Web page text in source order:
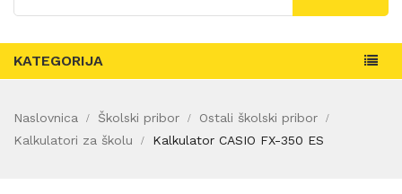
KATEGORIJA
Naslovnica Školski pribor
Ostali školski pribor
Kalkulatori za školu
Kalkulator CASIO FX-350 ES